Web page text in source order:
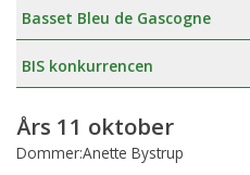
Basset Bleu de Gascogne
BIS konkurrencen
Års 11 oktober
Dommer:Anette Bystrup